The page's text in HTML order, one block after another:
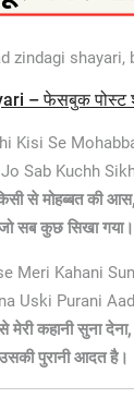
– फेसबुक पोस्ट
Kisi Se
Sab Kuchh
से मोहब्बत की आस,
सब कुछ सिखा गया।
Meri Kahani
Uski Purani
मेरी कहानी सुना देना,
पुरानी आदत है।